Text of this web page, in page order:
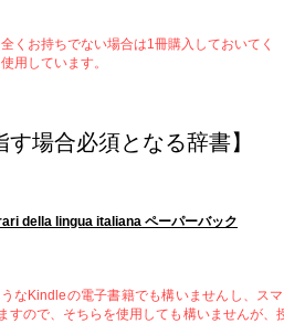
くお持ちでない場合は1冊購入しておいてく
用しています。
す場合必須となる辞書】
della lingua italiana ペーパーバック
なKindleの電子書籍でも構いませんし、ス
すので、そちらを使用しても構いませんが、